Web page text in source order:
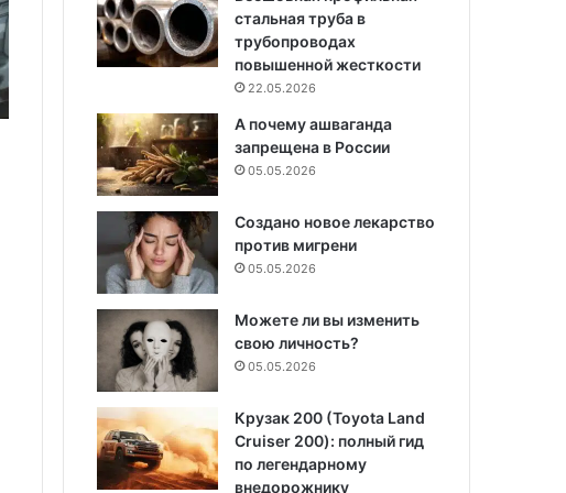
стальная труба в
трубопроводах
повышенной жесткости
22.05.2026
А почему ашваганда
запрещена в России
05.05.2026
Создано новое лекарство
против мигрени
05.05.2026
Можете ли вы изменить
свою личность?
05.05.2026
Крузак 200 (Toyota Land
Cruiser 200): полный гид
по легендарному
внедорожнику